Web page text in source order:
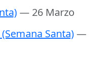
— 26 Marzo
Santa)—